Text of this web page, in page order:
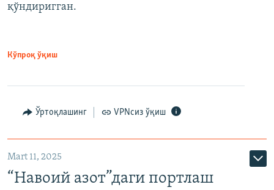
қўндиригган.
Кўпроқ ўқиш
Ўртоқлашинг VPNсиз ўқиш
Mart 11, 2025
“Навоий азот”даги портлаш